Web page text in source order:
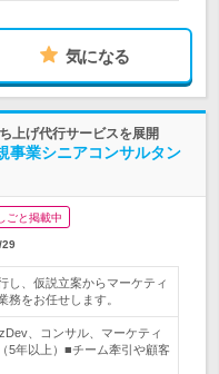
気になる
上げ代行サービスを展開
事業シニアコンサルタン
ごと掲載中
29
し、仮説立案からマーケティ
務をお任せします。
、コンサル、マーケティ
5年以上）■チーム牽引や顧客